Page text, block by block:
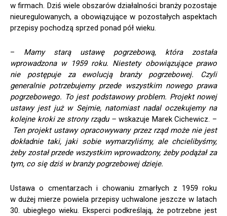
w firmach. Dziś wiele obszarów działalności branży pozostaje
nieuregulowanych, a obowiązujące w pozostałych aspektach
przepisy pochodzą sprzed ponad pół wieku.
– Mamy starą ustawę pogrzebową, która została
wprowadzona w 1959 roku. Niestety obowiązujące prawo
nie postępuje za ewolucją branży pogrzebowej. Czyli
generalnie potrzebujemy przede wszystkim nowego prawa
pogrzebowego. To jest podstawowy problem. Projekt nowej
ustawy jest już w Sejmie, natomiast nadal oczekujemy na
kolejne kroki ze strony rządu – wskazuje Marek Cichewicz. –
Ten projekt ustawy opracowywany przez rząd może nie jest
dokładnie taki, jaki sobie wymarzyliśmy, ale chcielibyśmy,
żeby został przede wszystkim wprowadzony, żeby podążał za
tym, co się dziś w branży pogrzebowej dzieje.
Ustawa o cmentarzach i chowaniu zmarłych z 1959 roku
w dużej mierze powiela przepisy uchwalone jeszcze w latach
30. ubiegłego wieku. Eksperci podkreślają, że potrzebne jest